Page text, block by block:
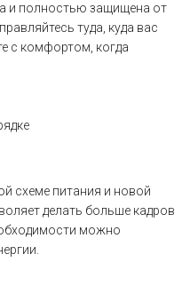
и полностью защищена от
туда, куда вас
с комфортом, когда
схеме питания и новой
делать больше кадров
можно